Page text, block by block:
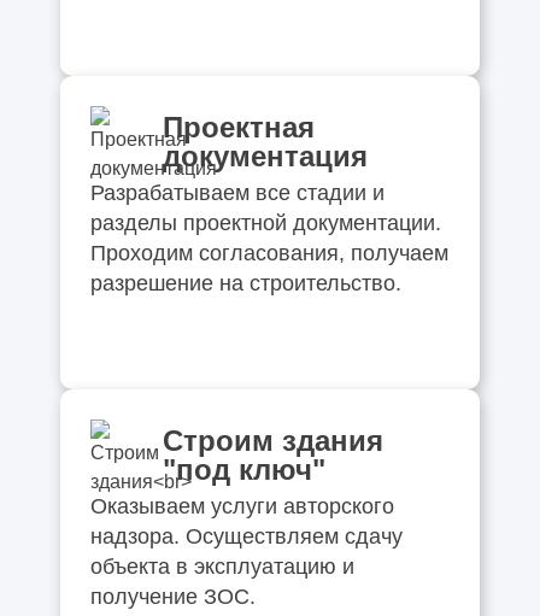
Проектная
документация
Разрабатываем все стадии и
разделы проектной документации.
Проходим согласования, получаем
разрешение на строительство.
Строим здания
"под ключ"
Оказываем услуги авторского
надзора. Осуществляем сдачу
объекта в эксплуатацию и
получение ЗОС.